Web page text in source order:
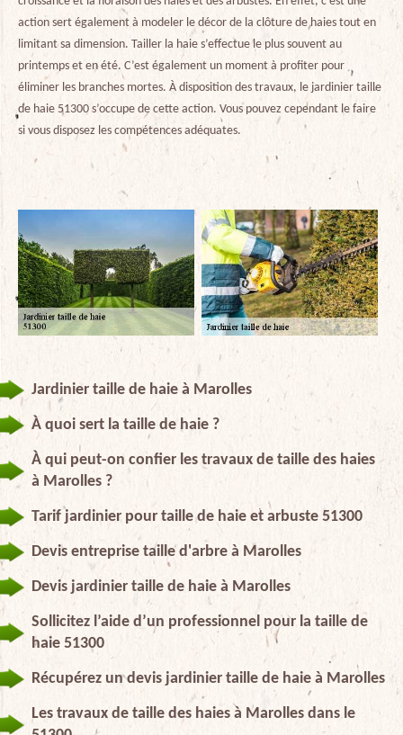
action sert également à modeler le décor de la clôture de haies tout en
limitant sa dimension. Tailler la haie s’effectue le plus souvent au
printemps et en été. C’est également un moment à profiter pour
éliminer les branches mortes. À disposition des travaux, le jardinier taille
de haie 51300 s’occupe de cette action. Vous pouvez cependant le faire
si vous disposez les compétences adéquates.
Jardinier taille de haie à Marolles
À quoi sert la taille de haie ?
À qui peut-on confier les travaux de taille des haies
à Marolles ?
Tarif jardinier pour taille de haie et arbuste 51300
Devis entreprise taille d'arbre à Marolles
Devis jardinier taille de haie à Marolles
Sollicitez l’aide d’un professionnel pour la taille de
haie 51300
Récupérez un devis jardinier taille de haie à Marolles
Les travaux de taille des haies à Marolles dans le